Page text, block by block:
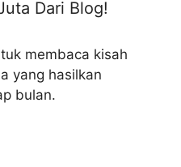
Dari Blog!
membaca kisah
yang hasilkan
bulan.